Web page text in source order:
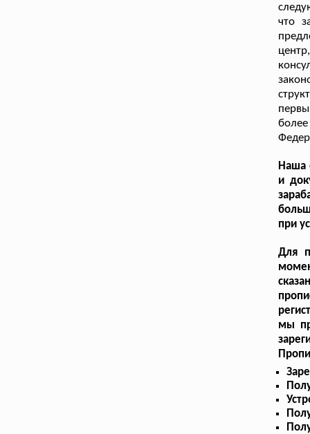
что
Наша
и
при
Для
мы